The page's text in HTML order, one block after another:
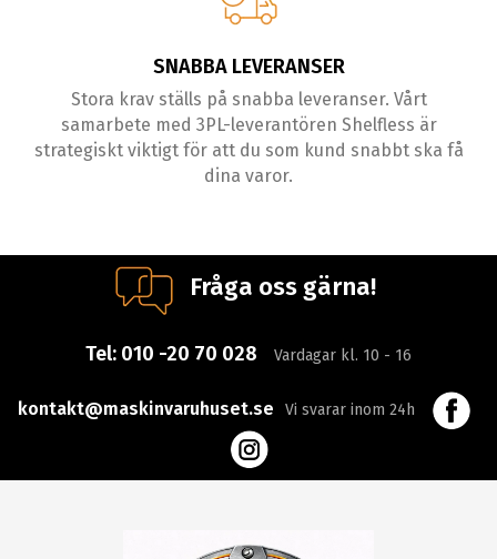
SNABBA LEVERANSER
Stora krav ställs på snabba leveranser. Vårt
samarbete med 3PL-leverantören Shelfless är
strategiskt viktigt för att du som kund snabbt ska få
dina varor.
Fråga oss gärna!
Tel: 010 -20 70 028 Vardagar kl. 10 - 16
kontakt@maskinvaruhuset.se Vi svarar inom 24h